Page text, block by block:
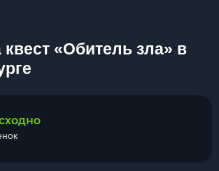
«Обитель зла» в